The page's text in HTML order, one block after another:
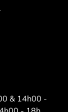
& 14h00 -